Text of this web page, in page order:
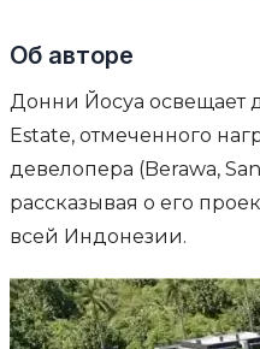
Об авторе
Донни Йосуа освещает
Estate, отмеченного
девелопера (Berawa,
рассказывая о его
всей Индонезии.